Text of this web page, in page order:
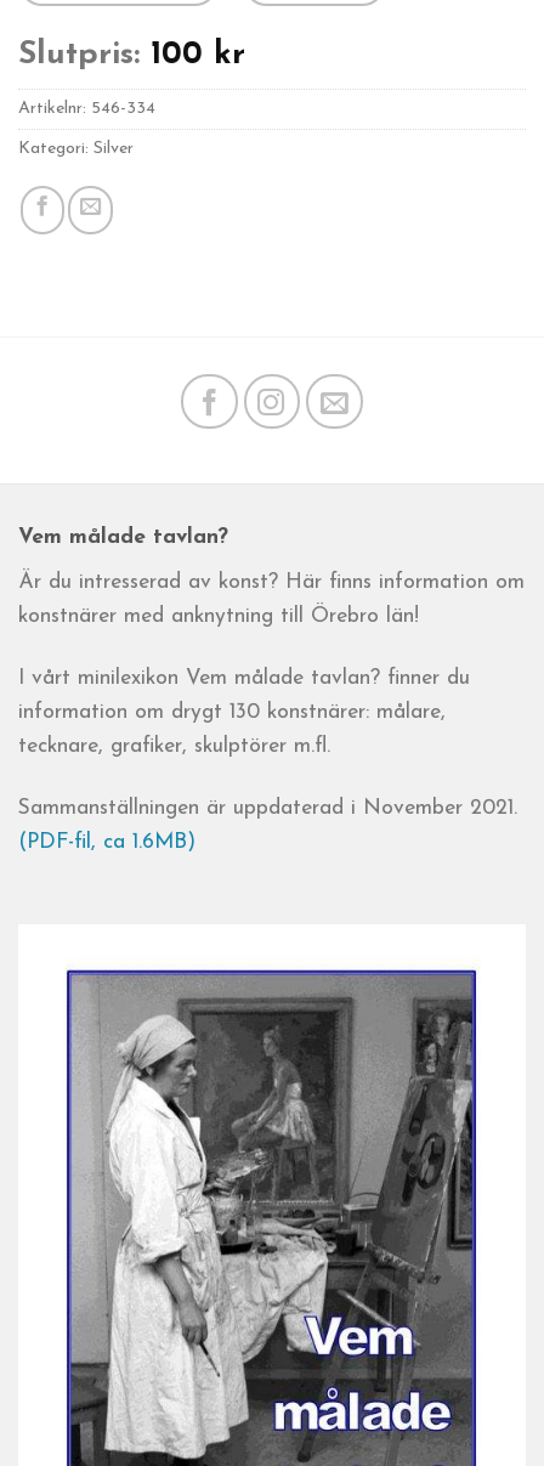
Slutpris: 100 kr
Artikelnr: 546-334
Kategori: Silver
Vem målade tavlan?
Är du intresserad av konst? Här finns information om
konstnärer med anknytning till Örebro län!
I vårt minilexikon Vem målade tavlan? finner du
information om drygt 130 konstnärer: målare,
tecknare, grafiker, skulptörer m.fl.
Sammanställningen är uppdaterad i November 2021.
(PDF-fil, ca 1.6MB)